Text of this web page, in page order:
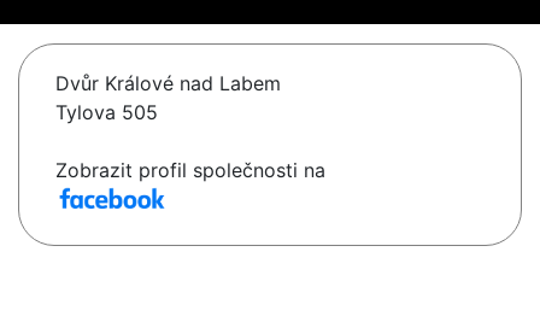
Dvůr Králové nad Labem
Tylova 505
Zobrazit profil společnosti na